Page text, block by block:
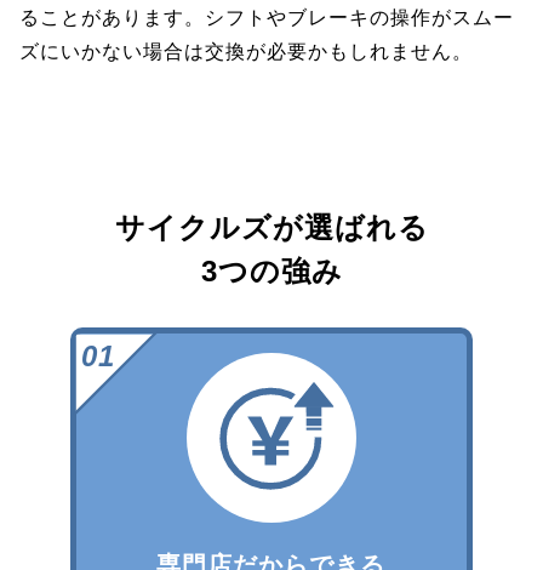
ることがあります。シフトやブレーキの操作がスムー
ズにいかない場合は交換が必要かもしれません。
サイクルズが選ばれる
3つの強み